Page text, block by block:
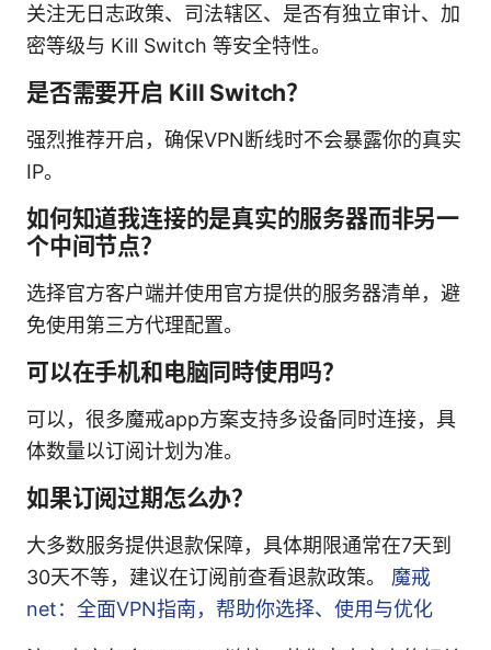
关注无日志政策、司法辖区、是否有独立审计、加
密等级与 Kill Switch 等安全特性。
是否需要开启 Kill Switch？
强烈推荐开启，确保VPN断线时不会暴露你的真实
IP。
如何知道我连接的是真实的服务器而非另一
个中间节点？
选择官方客户端并使用官方提供的服务器清单，避
免使用第三方代理配置。
可以在手机和电脑同時使用吗？
可以，很多魔戒app方案支持多设备同时连接，具
体数量以订阅计划为准。
如果订阅过期怎么办？
大多数服务提供退款保障，具体期限通常在7天到
30天不等，建议在订阅前查看退款政策。 魔戒
net：全面VPN指南，帮助你选择、使用与优化